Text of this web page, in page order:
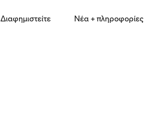
Διαφημιστείτε Νέα + πληροφορίες